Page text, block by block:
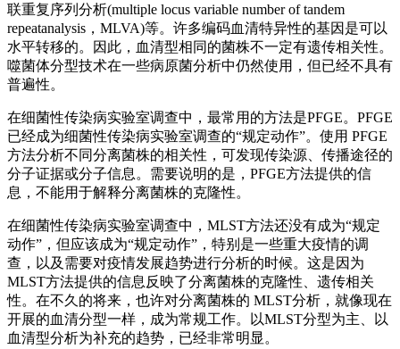
联重复序列分析(multiple locus variable number of tandem
repeatanalysis，MLVA)等。许多编码血清特异性的基因是可以
水平转移的。因此，血清型相同的菌株不一定有遗传相关性。
噬菌体分型技术在一些病原菌分析中仍然使用，但已经不具有
普遍性。
在细菌性传染病实验室调查中，最常用的方法是PFGE。PFGE
已经成为细菌性传染病实验室调查的“规定动作”。使用 PFGE
方法分析不同分离菌株的相关性，可发现传染源、传播途径的
分子证据或分子信息。需要说明的是，PFGE方法提供的信
息，不能用于解释分离菌株的克隆性。
在细菌性传染病实验室调查中，MLST方法还没有成为“规定
动作”，但应该成为“规定动作”，特别是一些重大疫情的调
查，以及需要对疫情发展趋势进行分析的时候。这是因为
MLST方法提供的信息反映了分离菌株的克隆性、遗传相关
性。在不久的将来，也许对分离菌株的 MLST分析，就像现在
开展的血清分型一样，成为常规工作。以MLST分型为主、以
血清型分析为补充的趋势，已经非常明显。